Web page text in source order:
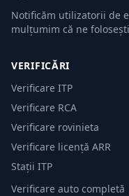
Notificăm utilizatorii de
mulțumim că ne
VERIFICĂRI
Verificare ITP
Verificare RCA
Verificare rovinieta
Verificare licență ARR
Stații ITP
Verificare auto completă